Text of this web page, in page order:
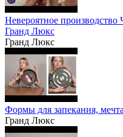
Невероятное производство
Гранд Люкс
Гранд Люкс
Формы для запекания,
Гранд Люкс